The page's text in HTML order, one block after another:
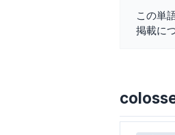
この単
掲載に